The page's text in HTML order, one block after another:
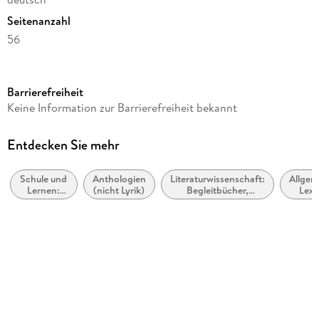
Seitenanzahl
56
Reihe
Autor/Autorin
Übersetzung
Miriam Traub
Barrierefreiheit
Keine Information zur Barrierefreiheit bekannt
Entdecken Sie mehr
Schule und
Lernen:
Lehrbücher
Anthologien
(nicht Lyrik)
Literaturwissenschaft:
Begleitbücher,
Lektürehilfen,